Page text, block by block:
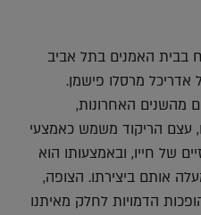
חמישי, 6/6, תפתח בבית האמנים בתל אביב
אדריכל מרסלו פישמן.
מהשנים האחרונות,
עצם הריקוד משמש כאמצעי
של חייו, ובאמצעותו הוא
אותם ביצירתו. הצופה,
הדמויות לחלק מאיתנו